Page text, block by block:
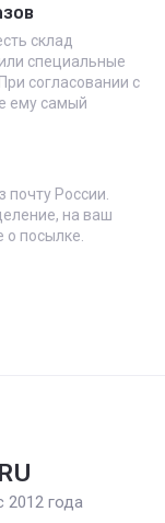
склад
специальные
согласовании с
ему самый
почту России.
на ваш
посылке.
2012 года